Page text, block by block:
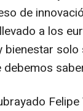
de
a los
bienestar